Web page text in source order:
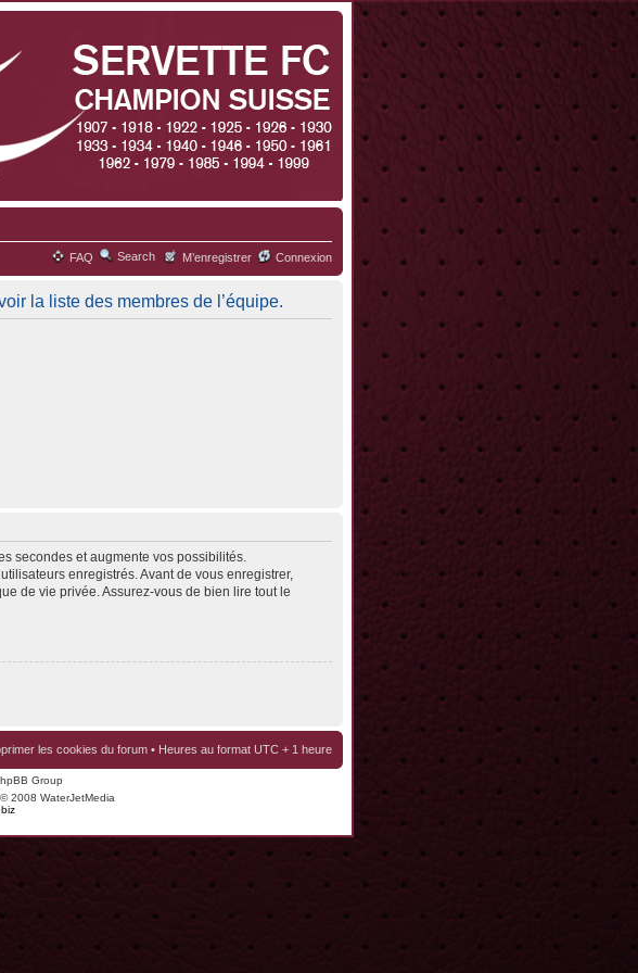
FAQ Search M’enregistrer Connexion
la liste des membres de l’équipe.
secondes et augmente vos possibilités.
enregistrés. Avant de vous enregistrer,
de vie privée. Assurez-vous de bien lire tout le
les cookies du forum • Heures au format UTC + 1 heure
Group
© 2008 WaterJetMedia